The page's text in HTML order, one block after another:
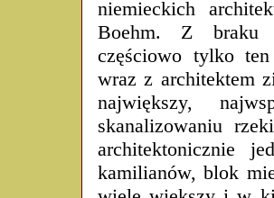
niemieckich
Boehm. Z braku
częściowo tylko
wraz z architektem
największy,
skanalizowaniu
architektonicznie
kamilianów, blok